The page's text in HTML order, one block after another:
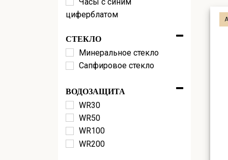
циферблатом
циферблатом
СТЕКЛО
Минеральное стекло
Сапфировое стекло
ВОДОЗАЩИТА
WR30
WR50
WR100
WR200